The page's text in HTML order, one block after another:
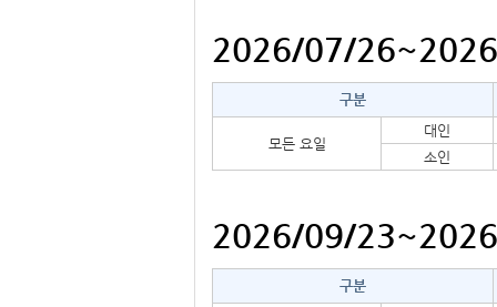
2026/07/
구분
모든 요일
대인
소인
2026/09/
구분